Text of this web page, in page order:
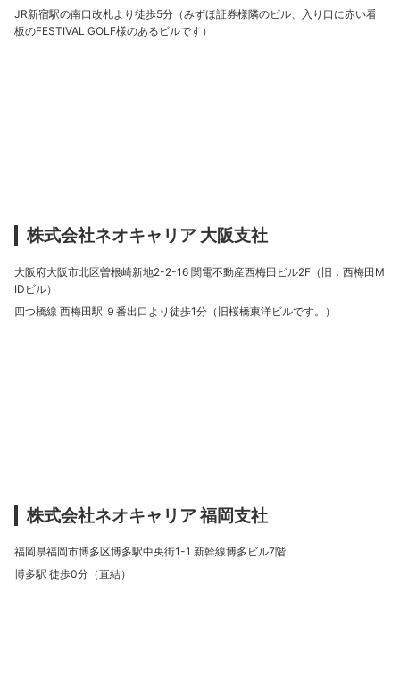
JR新宿駅の南口改札より徒歩5分（みずほ証券様隣のビル、入り口に赤い看
板のFESTIVAL GOLF様のあるビルです）
株式会社ネオキャリア 大阪支社
大阪府大阪市北区曽根崎新地2-2-16 関電不動産西梅田ビル2F（旧：西梅田M
IDビル）
四つ橋線 西梅田駅 ９番出口より徒歩1分（旧桜橋東洋ビルです。）
株式会社ネオキャリア 福岡支社
福岡県福岡市博多区博多駅中央街1-1 新幹線博多ビル7階
博多駅 徒歩0分（直結）